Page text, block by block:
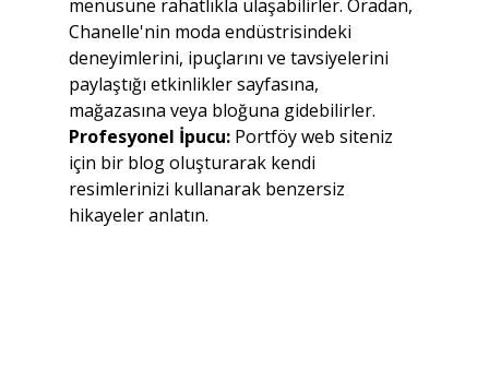
menüsüne rahatlıkla ulaşabilirler. Oradan,
Chanelle'nin moda endüstrisindeki
deneyimlerini, ipuçlarını ve tavsiyelerini
paylaştığı etkinlikler sayfasına,
mağazasına veya bloğuna gidebilirler.
Profesyonel İpucu: Portföy web siteniz
için bir blog oluşturarak kendi
resimlerinizi kullanarak benzersiz
hikayeler anlatın.